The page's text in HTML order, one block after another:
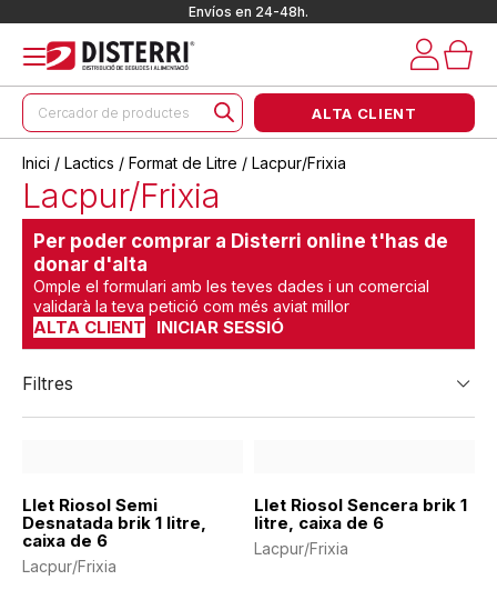
Envíos en 24-48h.
Products
search
ALTA CLIENT
Inici / Lactics / Format de Litre / Lacpur/Frixia
Lacpur/Frixia
Per poder comprar a Disterri online t'has de
donar d'alta
Omple el formulari amb les teves dades i un comercial
validarà la teva petició com més aviat millor
ALTA CLIENT INICIAR SESSIÓ
Filtres
Llet Riosol Semi
Desnatada brik 1 litre,
caixa de 6
Lacpur/Frixia
Llet Riosol Sencera brik 1
litre, caixa de 6
Lacpur/Frixia